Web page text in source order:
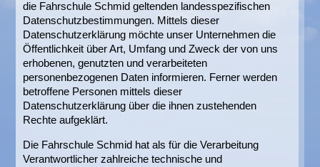
die Fahrschule Schmid geltenden landesspezifischen
Datenschutzbestimmungen. Mittels dieser
Datenschutzerklärung möchte unser Unternehmen die
Öffentlichkeit über Art, Umfang und Zweck der von uns
erhobenen, genutzten und verarbeiteten
personenbezogenen Daten informieren. Ferner werden
betroffene Personen mittels dieser
Datenschutzerklärung über die ihnen zustehenden
Rechte aufgeklärt.
Die Fahrschule Schmid hat als für die Verarbeitung
Verantwortlicher zahlreiche technische und